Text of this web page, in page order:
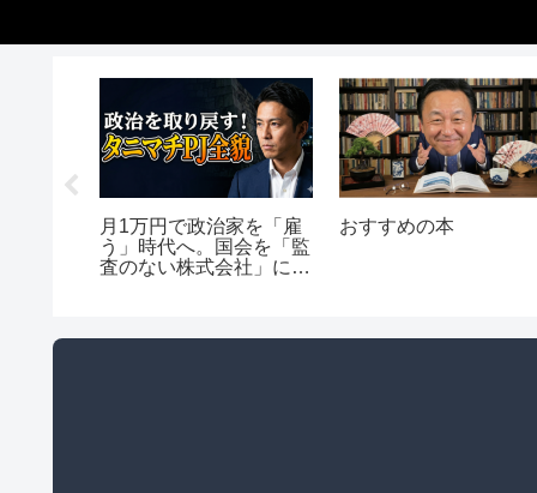
月1万円で政治家を「雇
う」時代へ。国会を「監
査のない株式会社」にし
おすすめの本